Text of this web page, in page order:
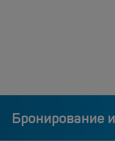
Бронирование